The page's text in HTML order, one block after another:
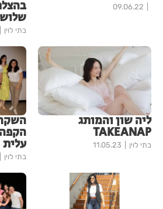
09.06.22
בתי לוין
ליה שון והמותג
TAKEANAP
בתי לוין 11.05.23 עלית
בתי לוין